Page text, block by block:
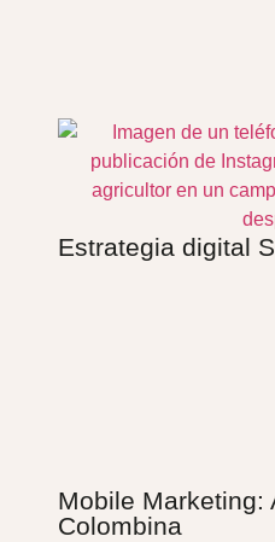
Estrategia digital
Mobile Marketing:
Colombina